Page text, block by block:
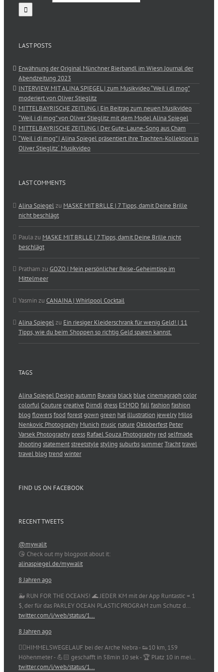
LAST POSTS
Erwähnung der Original Münchner Bierbandl im Wiesn Journal der
Abendzeitung 2023
INTERVIEW MIT ALINA SPIEGEL | zum Musikvideo “Weil i di mog”
moderiert von Oliver Stieglitz
MITTELBAYRISCHE ZEITUNG | Ein Beitrag zum neuen Musikvideo
“Weil i di mog” von Oliver Stieglitz mit dem Model Alina Spiegel
MITTELBAYRISCHE ZEITUNG | Der Gute-Laune-Song aus Cham
“Weil i di mog” | Alina Spiegel präsentiert ihre Trachten-Kollektion in
Oliver Stieglitz´ Musikvideo
LAST COMMENTS
Alina Spiegelzu MASKE MIT BRLLE | 7 Tipps, damit Deine Brille
nicht beschlägt
Paulazu MASKE MIT BRLLE | 7 Tipps, damit Deine Brille nicht
beschlägt
Pratham zu GOZO | Mein persönlicher Reise-Geheimtipp im
Mittelmeer
Yasmin zu CANAINA | Whirlpool Cocktail
Alina Spiegelzu Ein riesiger Kleiderschrank für wenig Geld! | 11
Tipps, wie du beim Shoppen so richtig Geld sparen kannst.
TAGS
Alina Spiegel Designautumn Bavaria black blue cinemagraphcolor
colorfulCouture creative Dirndldress ESMOD fallfashionfashion
blog flowersfood forestgowngreen hat illustration jewelry Milos
Nenkovic Photography Munich music nature Oktoberfest Peter
Varsek Photography press Rafael Souza Photography red selfmade
shooting statementstreetstyle styling suburbssummerTrachttravel
travel blog trend winter
FIND US ON FACEBOOK
RECENT TWEETS
@mywalit
😘 Check out my blogpost about it:
alinaspiegel.de/mywalit
8 Jahren ago
🐳 RUN FOR THE OCEANS! 🌊 JEDER KM mit der App Runtastic = 1
$, der für das PARLEY OCEAN PLASTIC PROGRAM zum Schutz d…
twitter.com/i/web/status/1…
8 Jahren ago
🏃‍♀️HIMMELSWEGELAUF bei der Arche Nebra - 👟10 km, 159
Höhenmeter - 💪🏻 geschafft in 58min 10 sek - 🏆 Platz 10 in mei…
twitter.com/i/web/status/1…